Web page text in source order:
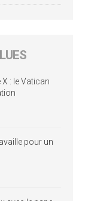
: le Vatican
pour un